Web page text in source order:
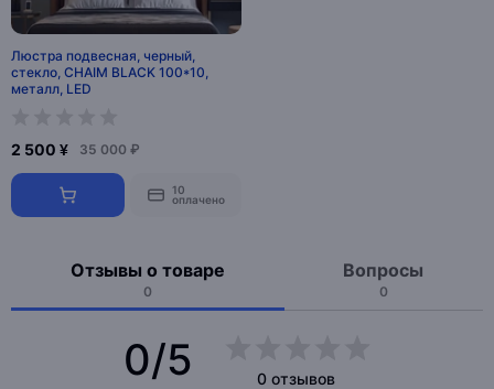
Люстра подвесная, черный,
стекло, CHAIM BLACK 100*10,
металл, LED
2 500 ¥ 35 000 ₽
10
оплачено
Отзывы о товаре
0
Вопросы
0
0/5
0 отзывов